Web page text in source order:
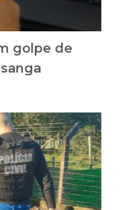
golpe de